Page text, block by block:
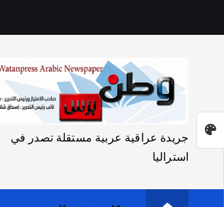
جريدة عراقية عربية مستقلة تصدر في
استراليا